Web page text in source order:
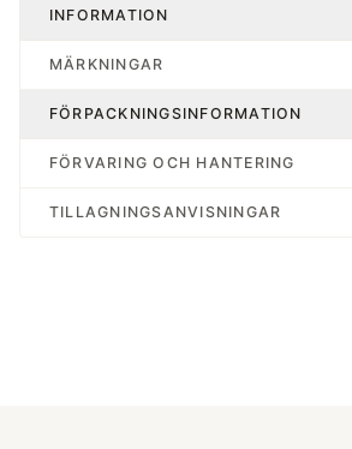
INFORMATION
MÄRKNINGAR
FÖRPACKNINGSINFORMATION
FÖRVARING OCH HANTERING
TILLAGNINGSANVISNINGAR